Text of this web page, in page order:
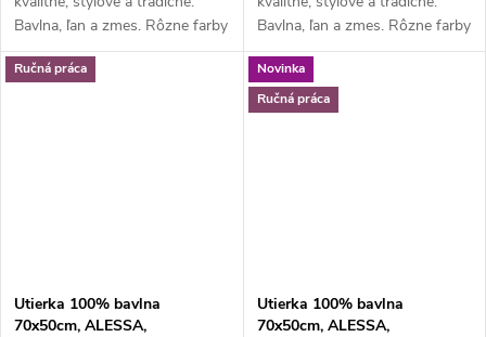
Bavlna, ľan a zmes. Rôzne farby
a vzory. Hodí sa k riadu a
doplnkom. Skvelý darček.
Bavlna, ľan a zmes. Rôzne farby
a vzory. Hodí sa k riadu a
doplnkom. Skvelý darček.
Ručná práca
Utierka 100% bavlna
70x50cm, ALESSA,
Novinka
Ručná práca
Utierka 100% bavlna
70x50cm, ALESSA,